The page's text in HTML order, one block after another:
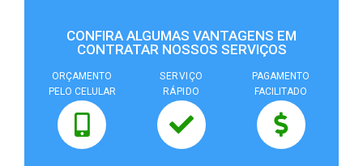
CONFIRA ALGUMAS VANTAGENS EM
CONTRATAR NOSSOS SERVIÇOS
ORÇAMENTO
PELO CELULAR
SERVIÇO
RÁPIDO
PAGAMENTO
FACILITADO